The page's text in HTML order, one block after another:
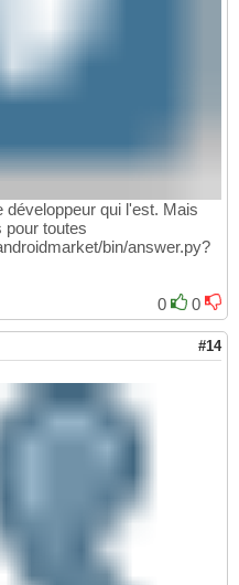
qui l'est. Mais
pour toutes
bin/answer.py?
0
0
#14